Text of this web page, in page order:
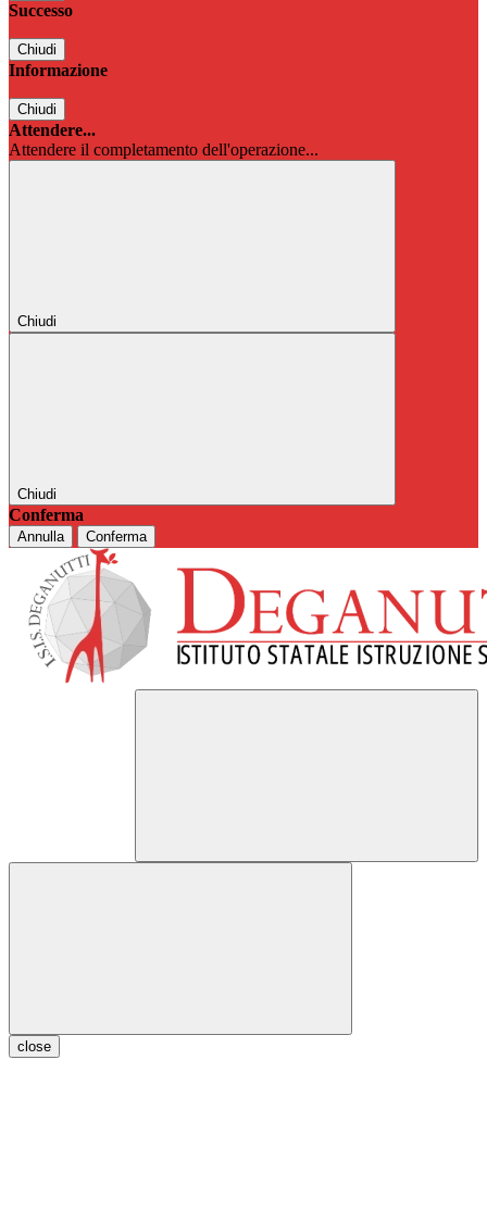
Successo
Chiudi
Informazione
Chiudi
Attendere...
Attendere il completamento dell'operazione...
Chiudi
Chiudi
Conferma
Annulla Conferma
close